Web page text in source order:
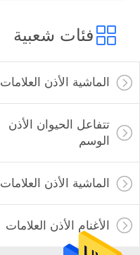
فئات شعبية
الماشية الأذن العلامات
تتفاعل الحيوان الأذن
الوسم
الماشية الأذن العلامات
الأغنام الأذن العلامات